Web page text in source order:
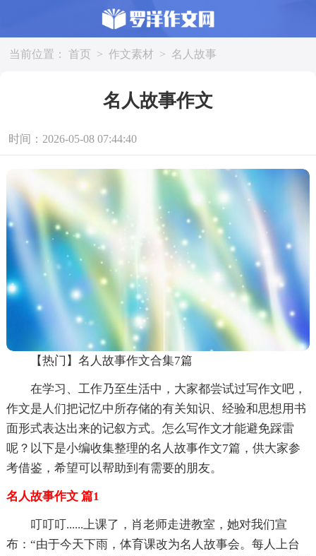
当前位置： 首页 > 作文素材 > 名人故事
名人故事作文
时间：2026-05-08 07:44:40
【热门】名人故事作文合集7篇
在学习、工作乃至生活中，大家都尝试过写作文吧，
作文是人们把记忆中所存储的有关知识、经验和思想用书
面形式表达出来的记叙方式。怎么写作文才能避免踩雷
呢？以下是小编收集整理的名人故事作文7篇，供大家参
考借鉴，希望可以帮助到有需要的朋友。
名人故事作文 篇1
叮叮叮......上课了，肖老师走进教室，她对我们宣
布：“由于今天下雨，体育课改为名人故事会。每人上台